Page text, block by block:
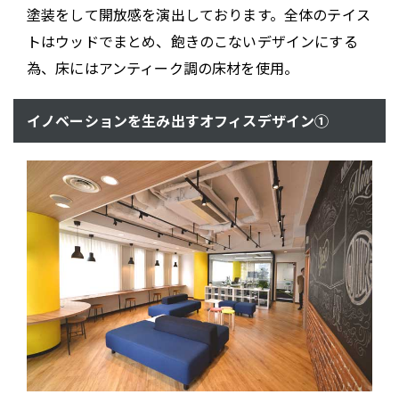
塗装をして開放感を演出しております。全体のテイス
トはウッドでまとめ、飽きのこないデザインにする
為、床にはアンティーク調の床材を使用。
イノベーションを生み出すオフィスデザイン①